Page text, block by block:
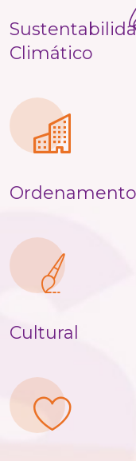
Climático
Cultural